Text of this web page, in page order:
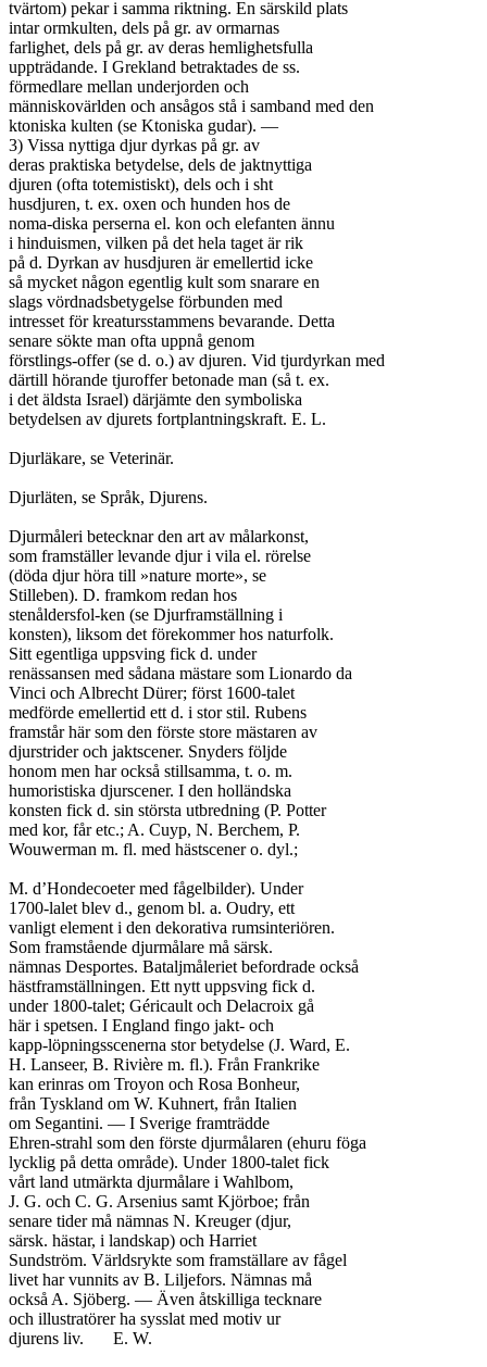
tvärtom) pekar i samma riktning. En särskild plats
intar ormkulten, dels på gr. av ormarnas
farlighet, dels på gr. av deras hemlighetsfulla
uppträdande. I Grekland betraktades de ss.
förmedlare mellan underjorden och
människovärlden och ansågos stå i samband med den
ktoniska kulten (se Ktoniska gudar). —
3) Vissa nyttiga djur dyrkas på gr. av
deras praktiska betydelse, dels de jaktnyttiga
djuren (ofta totemistiskt), dels och i sht
husdjuren, t. ex. oxen och hunden hos de
noma-diska perserna el. kon och elefanten ännu
i hinduismen, vilken på det hela taget är rik
på d. Dyrkan av husdjuren är emellertid icke
så mycket någon egentlig kult som snarare en
slags vördnadsbetygelse förbunden med
intresset för kreatursstammens bevarande. Detta
senare sökte man ofta uppnå genom
förstlings-offer (se d. o.) av djuren. Vid tjurdyrkan med
därtill hörande tjuroffer betonade man (så t. ex.
i det äldsta Israel) därjämte den symboliska
betydelsen av djurets fortplantningskraft. E. L.
Djurläkare, se Veterinär.
Djurläten, se Språk, Djurens.
Djurmåleri betecknar den art av målarkonst,
som framställer levande djur i vila el. rörelse
(döda djur höra till »nature morte», se
Stilleben). D. framkom redan hos
stenåldersfol-ken (se Djurframställning i
konsten), liksom det förekommer hos naturfolk.
Sitt egentliga uppsving fick d. under
renässansen med sådana mästare som Lionardo da
Vinci och Albrecht Dürer; först 1600-talet
medförde emellertid ett d. i stor stil. Rubens
framstår här som den förste store mästaren av
djurstrider och jaktscener. Snyders följde
honom men har också stillsamma, t. o. m.
humoristiska djurscener. I den holländska
konsten fick d. sin största utbredning (P. Potter
med kor, får etc.; A. Cuyp, N. Berchem, P.
Wouwerman m. fl. med hästscener o. dyl.;
M. d’Hondecoeter med fågelbilder). Under
1700-lalet blev d., genom bl. a. Oudry, ett
vanligt element i den dekorativa rumsinteriören.
Som framstående djurmålare må särsk.
nämnas Desportes. Bataljmåleriet befordrade också
hästframställningen. Ett nytt uppsving fick d.
under 1800-talet; Géricault och Delacroix gå
här i spetsen. I England fingo jakt- och
kapp-löpningsscenerna stor betydelse (J. Ward, E.
H. Lanseer, B. Rivière m. fl.). Från Frankrike
kan erinras om Troyon och Rosa Bonheur,
från Tyskland om W. Kuhnert, från Italien
om Segantini. — I Sverige framträdde
Ehren-strahl som den förste djurmålaren (ehuru föga
lycklig på detta område). Under 1800-talet fick
vårt land utmärkta djurmålare i Wahlbom,
J. G. och C. G. Arsenius samt Kjörboe; från
senare tider må nämnas N. Kreuger (djur,
särsk. hästar, i landskap) och Harriet
Sundström. Världsrykte som framställare av fågel
livet har vunnits av B. Liljefors. Nämnas må
också A. Sjöberg. — Även åtskilliga tecknare
och illustratörer ha sysslat med motiv ur
djurens liv.	E. W.